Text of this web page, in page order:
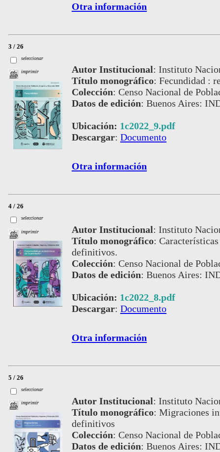
Otra información
3 / 26
seleccionar
imprimir Autor Institucional: Instituto
Título monográfico: Fecundidad :
Colección: Censo Nacional de
Datos de edición: Buenos Aires:
Ubicación: 1c2022_9.pdf
Descargar: Documento
Otra información
4 / 26
seleccionar
imprimir Autor Institucional: Instituto
Título monográfico:
definitivos.
Colección: Censo Nacional de
Datos de edición: Buenos Aires:
Ubicación: 1c2022_8.pdf
Descargar: Documento
Otra información
5 / 26
seleccionar
imprimir Autor Institucional: Instituto
Título monográfico: Migraciones
definitivos
Colección: Censo Nacional de
Datos de edición: Buenos Aires: